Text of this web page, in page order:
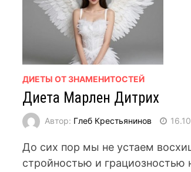
ДИЕТЫ ОТ ЗНАМЕНИТОСТЕЙ
Диета Марлен Дитрих
Автор: Глеб Крестьянинов
До сих пор мы не устаем
стройностью и грациозностью